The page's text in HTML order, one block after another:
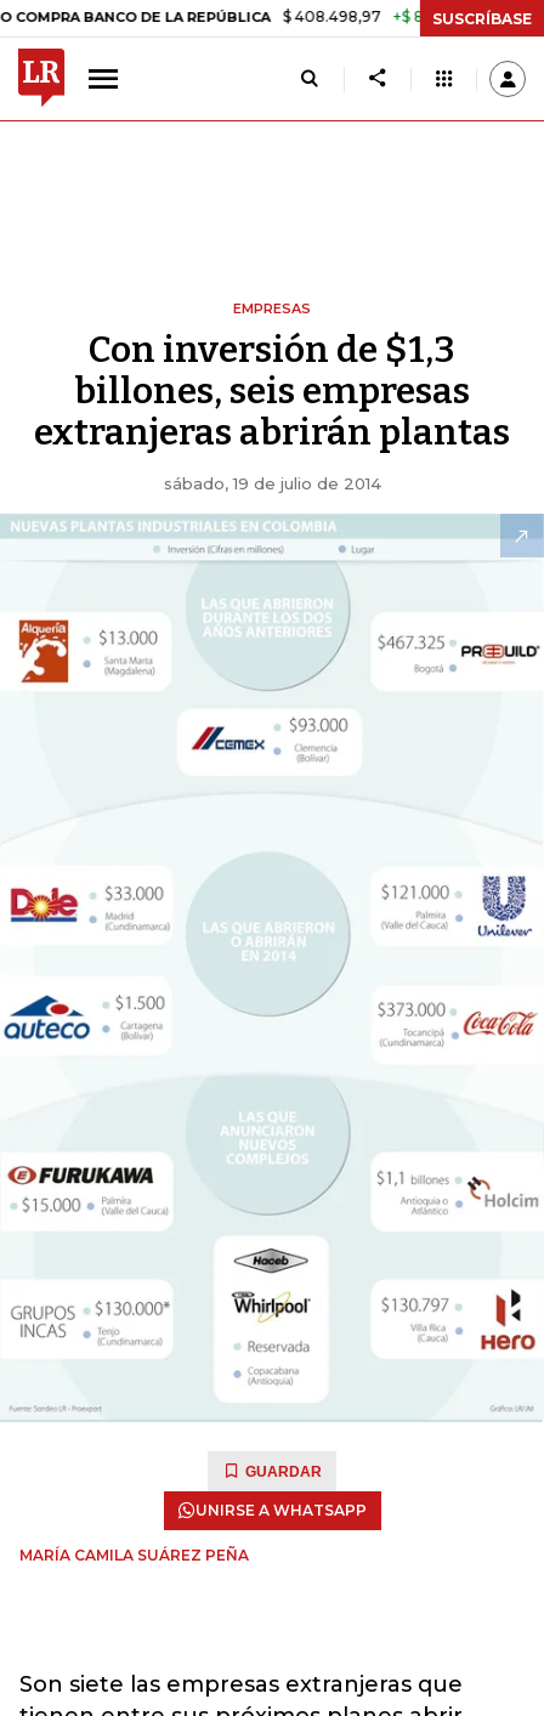
DE LA REPÚBLICA $ 408.498,97 +$ 8.753,81 +2,19% TASA
SUSCRÍBASE
EMPRESAS
Con inversión de $1,3
billones, seis empresas
extranjeras abrirán plantas
sábado, 19 de julio de 2014
GUARDAR
UNIRSE A WHATSAPP
MARÍA CAMILA SUÁREZ PEÑA
Son siete las empresas extranjeras que